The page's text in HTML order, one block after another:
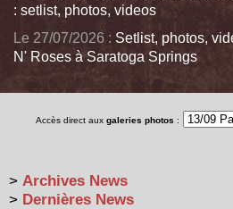
: setlist, photos, videos
Le 27/07/2026 : Setlist, photos,
N' Roses à Saratoga Springs
Accès direct auxgaleries photos :
> Archives News
> Dernières News